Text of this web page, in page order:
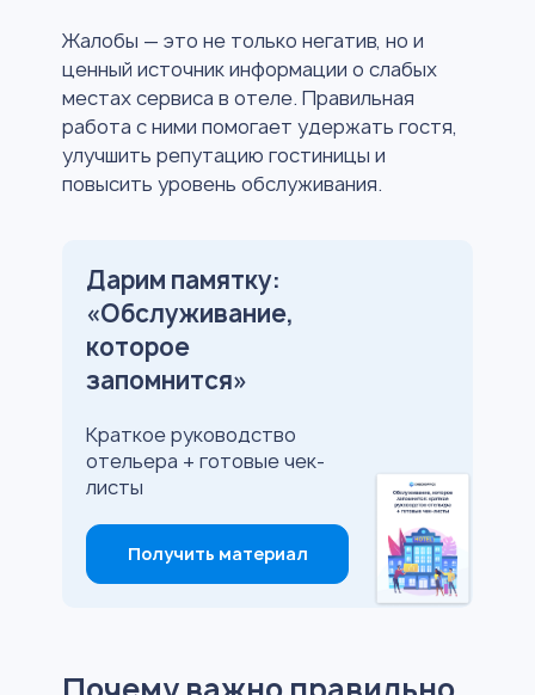
Жалобы — это не только негатив, но и
ценный источник информации о слабых
местах сервиса в отеле. Правильная
работа с ними помогает удержать гостя,
улучшить репутацию гостиницы и
повысить уровень обслуживания.
Дарим памятку:
«Обслуживание,
которое
запомнится»
Краткое руководство
отельера + готовые чек-
листы
Получить материал